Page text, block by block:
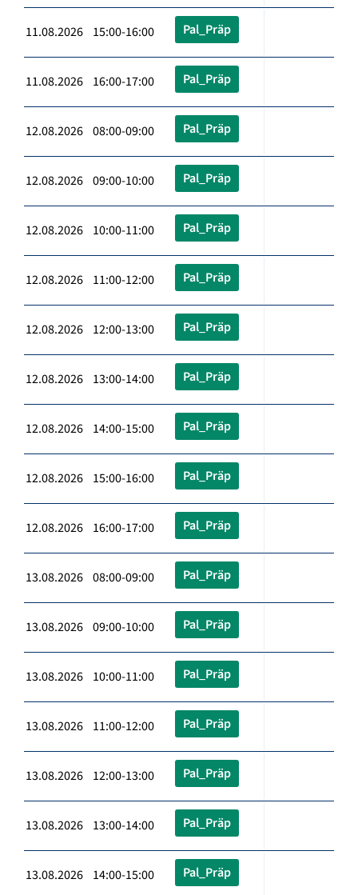
11.08.2026 15:00-16:00 Pal_Präp
11.08.2026 16:00-17:00 Pal_Präp
12.08.2026 08:00-09:00 Pal_Präp
12.08.2026 09:00-10:00 Pal_Präp
12.08.2026 10:00-11:00 Pal_Präp
12.08.2026 11:00-12:00 Pal_Präp
12.08.2026 12:00-13:00 Pal_Präp
12.08.2026 13:00-14:00 Pal_Präp
12.08.2026 14:00-15:00 Pal_Präp
12.08.2026 15:00-16:00 Pal_Präp
12.08.2026 16:00-17:00 Pal_Präp
13.08.2026 08:00-09:00 Pal_Präp
13.08.2026 09:00-10:00 Pal_Präp
13.08.2026 10:00-11:00 Pal_Präp
13.08.2026 11:00-12:00 Pal_Präp
13.08.2026 12:00-13:00 Pal_Präp
13.08.2026 13:00-14:00 Pal_Präp
13.08.2026 14:00-15:00 Pal_Präp